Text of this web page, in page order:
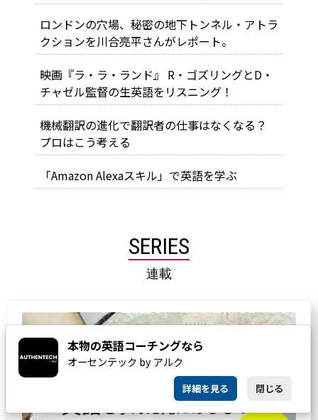
ロンドンの穴場、秘密の地下トンネル・アトラ
クションを川合亮平さんがレポート。
映画『ラ・ラ・ランド』 R・ゴズリングとD・
チャゼル監督の生英語をリスニング！
機械翻訳の進化で翻訳者の仕事はなくなる？
プロはこう考える
「Amazon Alexaスキル」で英語を学ぶ
SERIES
連載
本物の英語コーチングなら
オーセンテック by アルク
詳細を見る 閉じる